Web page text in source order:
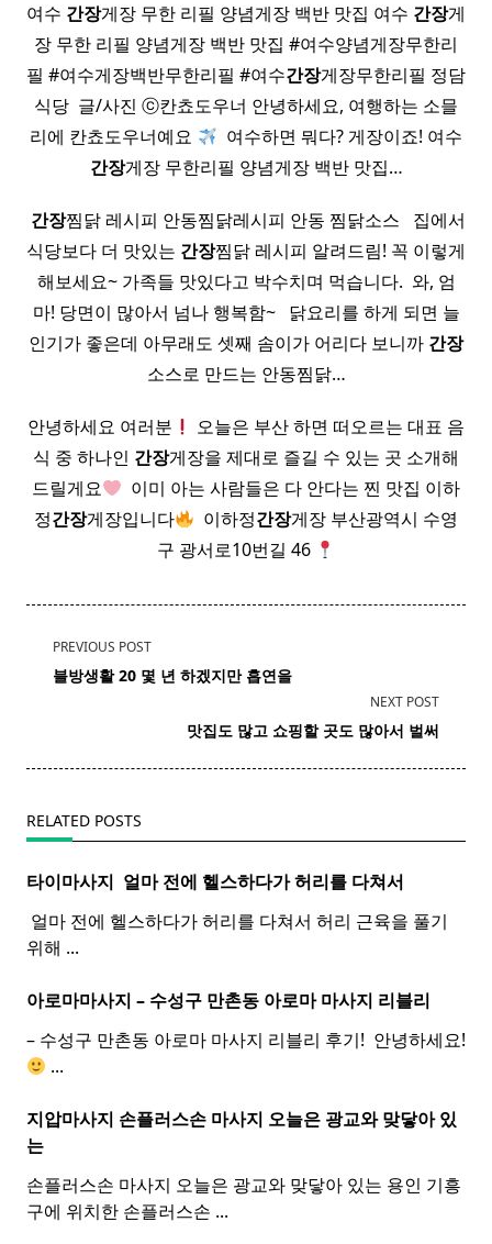
여수 간장게장 무한 리필 양념게장 백반 맛집 여수 간장게
장 무한 리필 양념게장 백반 맛집 #여수양념게장무한리
필 #여수게장백반무한리필 #여수간장게장무한리필 정담
식당 ​ 글/사진 ⓒ칸쵸도우너 안녕하세요, 여행하는 소믈
리에 칸쵸도우너예요
​ 여수하면 뭐다? 게장이죠! 여수
간장게장 무한리필 양념게장 백반 맛집…
간장찜닭 레시피 안동찜닭레시피 안동 찜닭소스 ​ ​ 집에서
식당보다 더 맛있는 간장찜닭 레시피 알려드림! 꼭 이렇게
해보세요~ 가족들 맛있다고 박수치며 먹습니다. ​ 와, 엄
마! 당면이 많아서 넘나 행복함~ ​ ​ 닭요리를 하게 되면 늘
인기가 좋은데 아무래도 셋째 솜이가 어리다 보니까 간장
소스로 만드는 안동찜닭…
안녕하세요 여러분
오늘은 부산 하면 떠오르는 대표 음
식 중 하나인 간장게장을 제대로 즐길 수 있는 곳 소개해
드릴게요
​ 이미 아는 사람들은 다 안다는 찐 맛집 이하
정간장게장입니다 ​ 이하정간장게장 부산광역시 수영
구 광서로10번길 46
<span
class="nav-
text">Page</span>
PREVIOUS POST
블방생활 20 몇 년 하겠지만 흡연을
NEXT POST
맛집도 많고 쇼핑할 곳도 많아서 벌써
RELATED POSTS
타이마사지 ​ 얼마 전에 헬스하다가 허리를 다쳐서
​ 얼마 전에 헬스하다가 허리를 다쳐서 허리 근육을 풀기
위해 ...
아로마마사지 – 수성구 만촌동 아로마 마사지 리블리
– 수성구 만촌동 아로마 마사지 리블리 후기! ​ 안녕하세요!
...
지압마사지 손플러스손 마사지 오늘은 광교와 맞닿아 있
는
손플러스손 마사지 오늘은 광교와 맞닿아 있는 용인 기흥
구에 위치한 손플러스손 ...